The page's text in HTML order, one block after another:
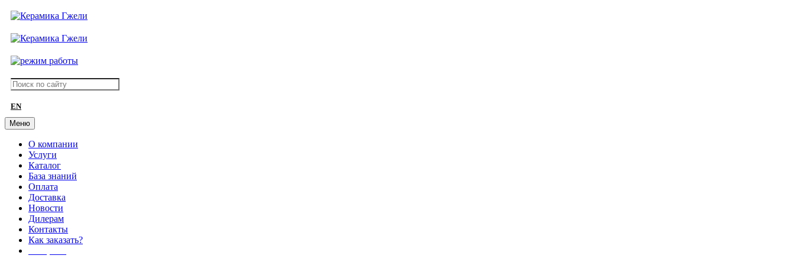
EN
Меню
О компании
Услуги
Каталог
База знаний
Оплата
Доставка
Новости
Дилерам
Контакты
Как заказать?